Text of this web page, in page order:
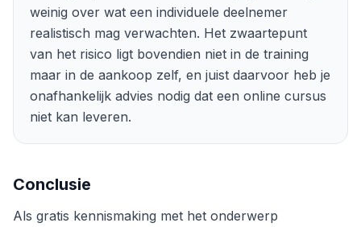
weinig over wat een individuele deelnemer
realistisch mag verwachten. Het zwaartepunt
van het risico ligt bovendien niet in de training
maar in de aankoop zelf, en juist daarvoor heb je
onafhankelijk advies nodig dat een online cursus
niet kan leveren.
Conclusie
Als gratis kennismaking met het onderwerp